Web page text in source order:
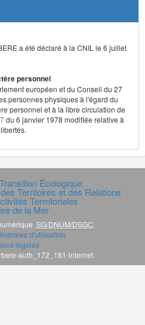
a été déclaré à la CNIL le 6 juillet
personnel
européen et du Conseil du 27
personnes physiques à l'égard du
personnel et à la libre circulation de
du 6 janvier 1978 modifiée relative à
Écologique
Territoires et des Relations
Terrritoriales
de la Mer
SG/DNUM/DSGC
d'utilisation
légales
auth_172_181-internet